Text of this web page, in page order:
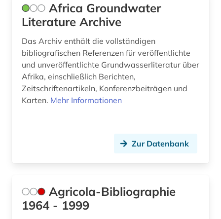
deutschland (ddr) (1)
digitalisierung (1)
din-en-iso-norm (1)
din-iso-norm (1)
dynamik des ozeanbodens (1)
Africa Groundwater
Literature Archive
Das Archiv enthält die vollständigen
bibliografischen Referenzen für veröffentlichte
und unveröffentlichte Grundwasserliteratur über
Afrika, einschließlich Berichten,
Zeitschriftenartikeln, Konferenzbeiträgen und
Karten. Mehr Informationen
Zur Datenbank
Agricola-Bibliographie
1964 - 1999